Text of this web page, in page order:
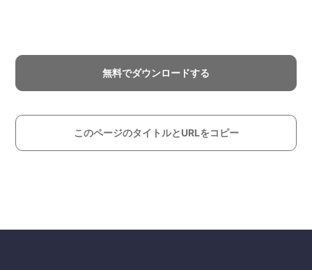
無料でダウンロードする
このページのタイトルとURLをコピー